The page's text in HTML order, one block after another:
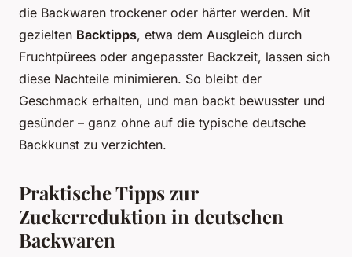
die Backwaren trockener oder härter werden. Mit
gezielten Backtipps, etwa dem Ausgleich durch
Fruchtpürees oder angepasster Backzeit, lassen sich
diese Nachteile minimieren. So bleibt der
Geschmack erhalten, und man backt bewusster und
gesünder – ganz ohne auf die typische deutsche
Backkunst zu verzichten.
Praktische Tipps zur
Zuckerreduktion in deutschen
Backwaren